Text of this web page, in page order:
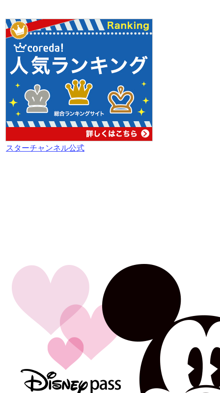
スターチャンネル公式